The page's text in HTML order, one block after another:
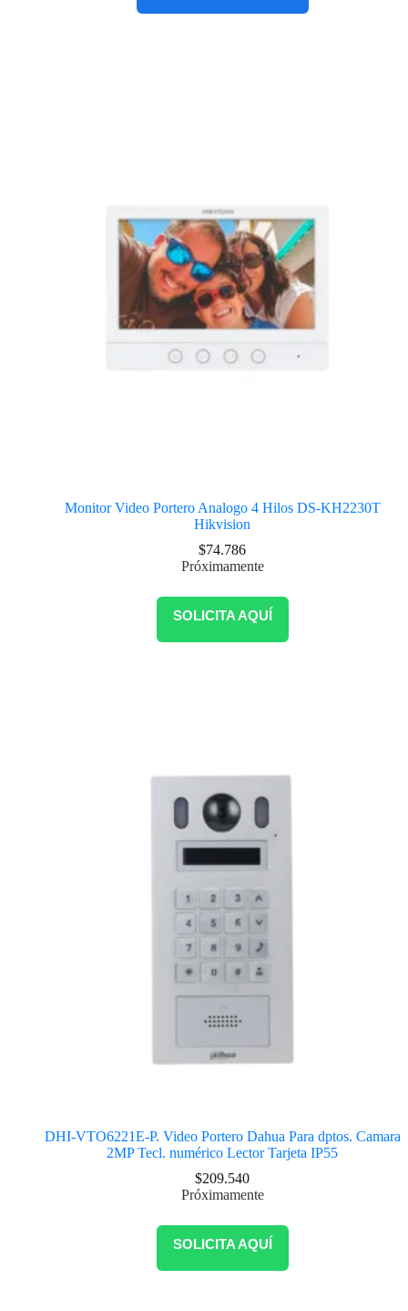
Monitor Video Portero Analogo 4 Hilos DS-KH2230T
Hikvision
$74.786
Próximamente
SOLICITA AQUÍ
DHI-VTO6221E-P. Video Portero Dahua Para dptos. Camara
2MP Tecl. numérico Lector Tarjeta IP55
$209.540
Próximamente
SOLICITA AQUÍ